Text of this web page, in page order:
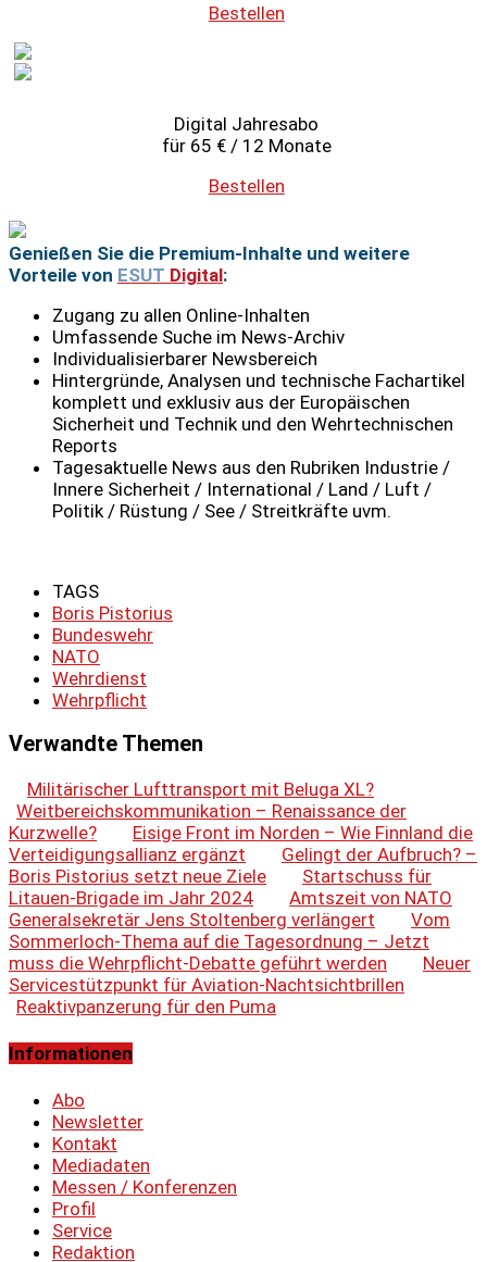
Bestellen
Digital Jahresabo
für 65 € / 12 Monate
Bestellen
Genießen Sie die Premium-Inhalte und weitere
Vorteile von ESUT Digital:
Zugang zu allen Online-Inhalten
Umfassende Suche im News-Archiv
Individualisierbarer Newsbereich
Hintergründe, Analysen und technische Fachartikel
komplett und exklusiv aus der Europäischen
Sicherheit und Technik und den Wehrtechnischen
Reports
Tagesaktuelle News aus den Rubriken Industrie /
Innere Sicherheit / International / Land / Luft /
Politik / Rüstung / See / Streitkräfte uvm.
TAGS
Boris Pistorius
Bundeswehr
NATO
Wehrdienst
Wehrpflicht
Verwandte Themen
Militärischer Lufttransport mit Beluga XL?
Weitbereichskommunikation – Renaissance der
Kurzwelle?
Eisige Front im Norden – Wie Finnland die
Verteidigungsallianz ergänzt
Gelingt der Aufbruch? –
Boris Pistorius setzt neue Ziele
Startschuss für
Litauen-Brigade im Jahr 2024
Amtszeit von NATO
Generalsekretär Jens Stoltenberg verlängert
Vom
Sommerloch-Thema auf die Tagesordnung – Jetzt
muss die Wehrpflicht-Debatte geführt werden
Neuer
Servicestützpunkt für Aviation-Nachtsichtbrillen
Reaktivpanzerung für den Puma
Informationen
Abo
Newsletter
Kontakt
Mediadaten
Messen / Konferenzen
Profil
Service
Redaktion